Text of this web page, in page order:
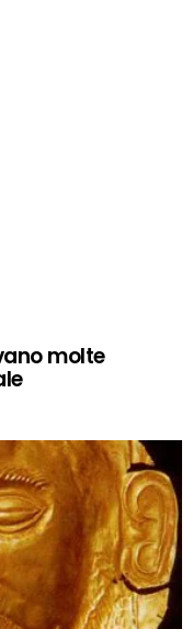
molte